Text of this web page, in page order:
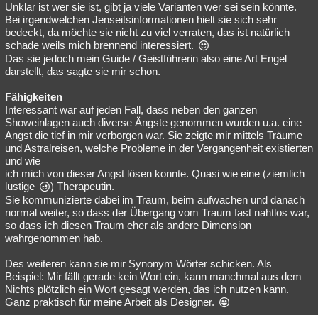
Unklar ist wer sie ist, gibt ja viele Varianten wer sei sein könnte.
Bei irgendwelchen Jenseitsinformationen hielt sie sich sehr
bedeckt, da möchte sie nicht zu viel verraten, das ist natürlich
schade weils mich brennend interessiert.
Das sie jedoch mein Guide / Geistführerin also eine Art Engel
darstellt, das sagte sie mir schon.
Fähigkeiten
Interessant war auf jeden Fall, dass neben den ganzen
Showeinlagen auch diverse Ängste genommen wurden u.a. eine
Angst die tief in mir verborgen war. Sie zeigte mir mittels Träume
und Astralreisen, welche Probleme in der Vergangenheit existierten
und wie
ich mich von dieser Angst lösen konnte. Quasi wie eine (ziemlich
lustige
) Therapeutin.
Sie kommunizierte dabei im Traum, beim aufwachen und danach
normal weiter, so dass der Übergang vom Traum fast nahtlos war,
so dass ich diesen Traum eher als andere Dimension
wahrgenommen hab.
Des weiteren kann sie mir Synonym Wörter schicken. Als
Beispiel: Mir fällt gerade kein Wort ein, kann manchmal aus dem
Nichts plötzlich ein Wort gesagt werden, das ich nutzen kann.
Ganz praktisch für meine Arbeit als Designer.